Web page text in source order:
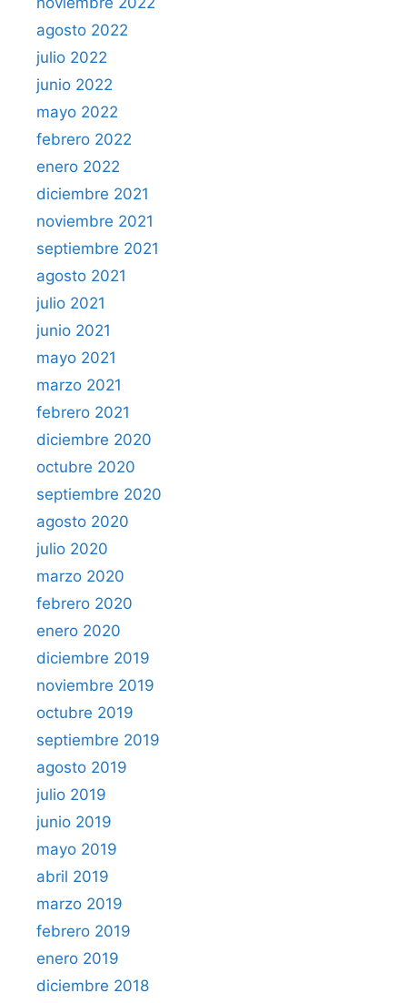
agosto 2022
julio 2022
junio 2022
mayo 2022
febrero 2022
enero 2022
diciembre 2021
noviembre 2021
septiembre 2021
agosto 2021
julio 2021
junio 2021
mayo 2021
marzo 2021
febrero 2021
diciembre 2020
octubre 2020
septiembre 2020
agosto 2020
julio 2020
marzo 2020
febrero 2020
enero 2020
diciembre 2019
noviembre 2019
octubre 2019
septiembre 2019
agosto 2019
julio 2019
junio 2019
mayo 2019
abril 2019
marzo 2019
febrero 2019
enero 2019
diciembre 2018